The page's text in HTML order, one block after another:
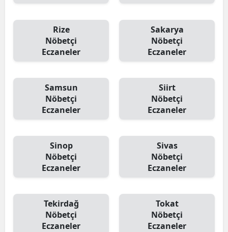
Rize
Nöbetçi
Eczaneler
Sakarya
Nöbetçi
Eczaneler
Samsun
Nöbetçi
Eczaneler
Siirt
Nöbetçi
Eczaneler
Sinop
Nöbetçi
Eczaneler
Sivas
Nöbetçi
Eczaneler
Tekirdağ
Nöbetçi
Eczaneler
Tokat
Nöbetçi
Eczaneler